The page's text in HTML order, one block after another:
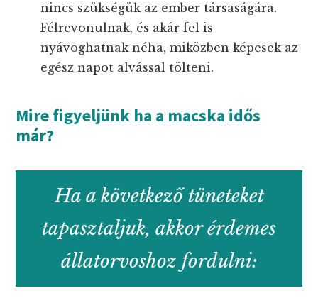
nincs szükségük az ember társaságára.
Félrevonulnak, és akár fel is
nyávoghatnak néha, miközben képesek az
egész napot alvással tölteni.
Mire figyeljünk ha a macska idős
már?
Ha a következő tüneteket
tapasztaljuk, akkor érdemes
állatorvoshoz fordulni: